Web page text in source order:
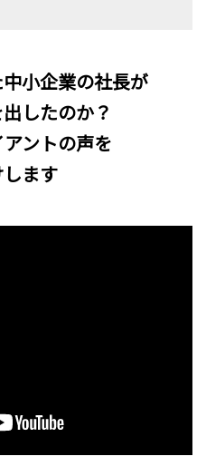
小企業の社長が
したのか？
ントの声を
ます